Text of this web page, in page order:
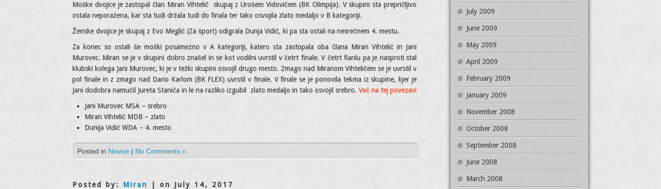
Moške dvojice je zastopal član Miran Vihtelič skupaj z Urošem Vidovičem (BK Olimpija). V skupini sta prepričljivo
ostala neporažena, kar sta tudi držala tudi do finala ter tako osvojila zlato medaljo v B kategoriji.
Ženske dvojice je skupaj z Evo Meglič (Za šport) odigrala Dunja Vidič, ki pa sta ostali na nesrečnem 4. mestu.
Za konec so ostali še moški posamezno v A kategoriji, katero sta zastopala oba člana Miran Vihtelič in Jani
Murovec. Miran se je v skupini dobro znašel in se kot vodilni uvrstil v četrt finale. V četrt fianlu pa je nasproti stal
klubski kolega Jani Murovec, ki je v težki skupini osvojil drugo mesto. Zmago nad Miranom Vihteličem se je uvrstil v
pol finale in z zmago nad Dario Karlom (BK FLEX) uvrstil v finale. V finale se je ponovila tekma iz skupine, kjer je
Jani dodobra namučil Jureta Staniča in le na razliko izgubil zlato medaljo in tako osvojil srebro. Več na tej povezavi
Jani Murovec MSA – srebro
Miran Vihtelič MDB – zlato
Dunija Vidič WDA – 4. mesto
Posted in Novice | No Comments »
Posted by: Miran | on July 14, 2017
July 2009
June 2009
May 2009
April 2009
February 2009
January 2009
November 2008
October 2008
September 2008
June 2008
March 2008